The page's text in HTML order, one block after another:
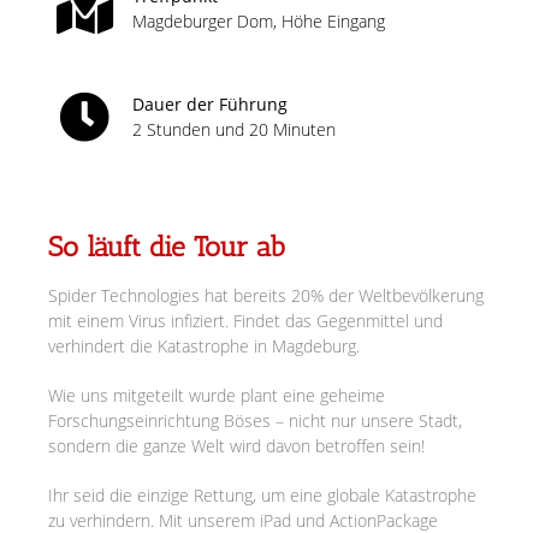
Magdeburger Dom, Höhe Eingang
Dauer der Führung
2 Stunden und 20 Minuten
So läuft die Tour ab
Spider Technologies hat bereits 20% der Weltbevölkerung
mit einem Virus infiziert. Findet das Gegenmittel und
verhindert die Katastrophe in Magdeburg.
Wie uns mitgeteilt wurde plant eine geheime
Forschungseinrichtung Böses – nicht nur unsere Stadt,
sondern die ganze Welt wird davon betroffen sein!
Ihr seid die einzige Rettung, um eine globale Katastrophe
zu verhindern. Mit unserem iPad und ActionPackage